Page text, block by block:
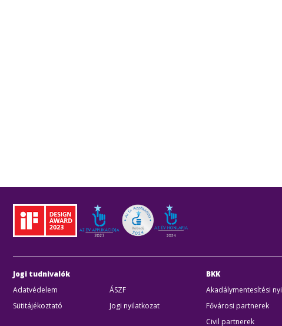
Jogi tudnivalók
Adatvédelem
ÁSZF
Sütitájékoztató
Jogi nyilatkozat
BKK
Akadálymentesítési
Fővárosi partnerek
Civil partnerek